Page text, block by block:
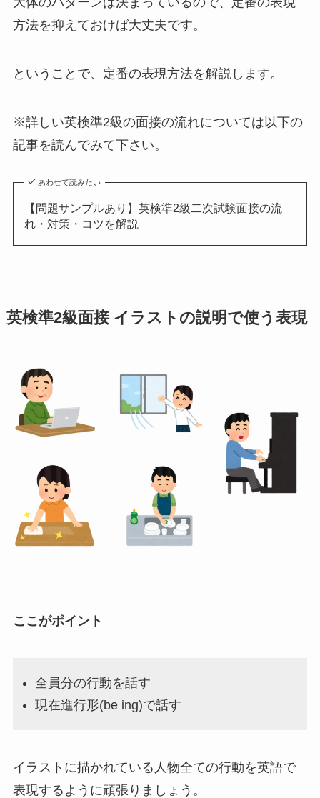
方法を抑えておけば大丈夫です。
ということで、定番の表現方法を解説します。
※詳しい英検準2級の面接の流れについては以下の
記事を読んでみて下さい。
あわせて読みたい
【問題サンプルあり】英検準2級二次試験面接の流
れ・対策・コツを解説
英検準2級面接 イラストの説明で使う表現
ここがポイント
全員分の行動を話す
現在進行形(be ing)で話す
イラストに描かれている人物全ての行動を英語で
表現するように頑張りましょう。